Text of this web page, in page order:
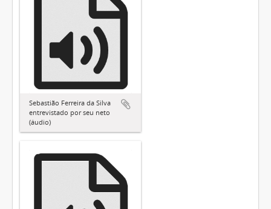
Sebastião Ferreira da Silva
entrevistado por seu neto
(áudio)